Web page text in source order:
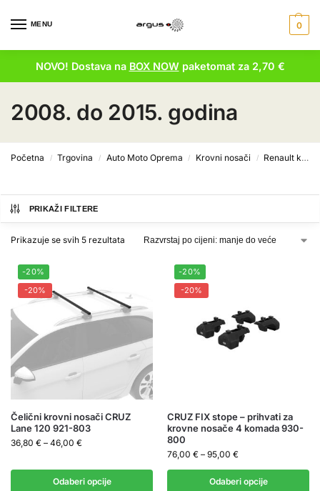
MENU 0
NOVO! Dostava na BOX NOWpaketomat za 2,70 €
2008. do 2015. godina
Početna / Trgovina / Auto Moto Oprema / Krovni nosači / Renault krovni nosači
PRIKAŽI FILTERE
Prikazuje se svih 5 rezultata
-20%
-20%
Čelični krovni nosači CRUZ
Lane 120 921-803
36,80 € – 46,00 €
Odaberi opcije
-20%
-20%
CRUZ FIX stope – prihvati za
krovne nosače 4 komada 930-
800
76,00 € – 95,00 €
Odaberi opcije